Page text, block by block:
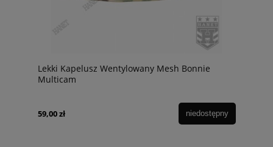
Lekki Kapelusz Wentylowany Mesh Bonnie
Multicam
59,00 zł niedostępny